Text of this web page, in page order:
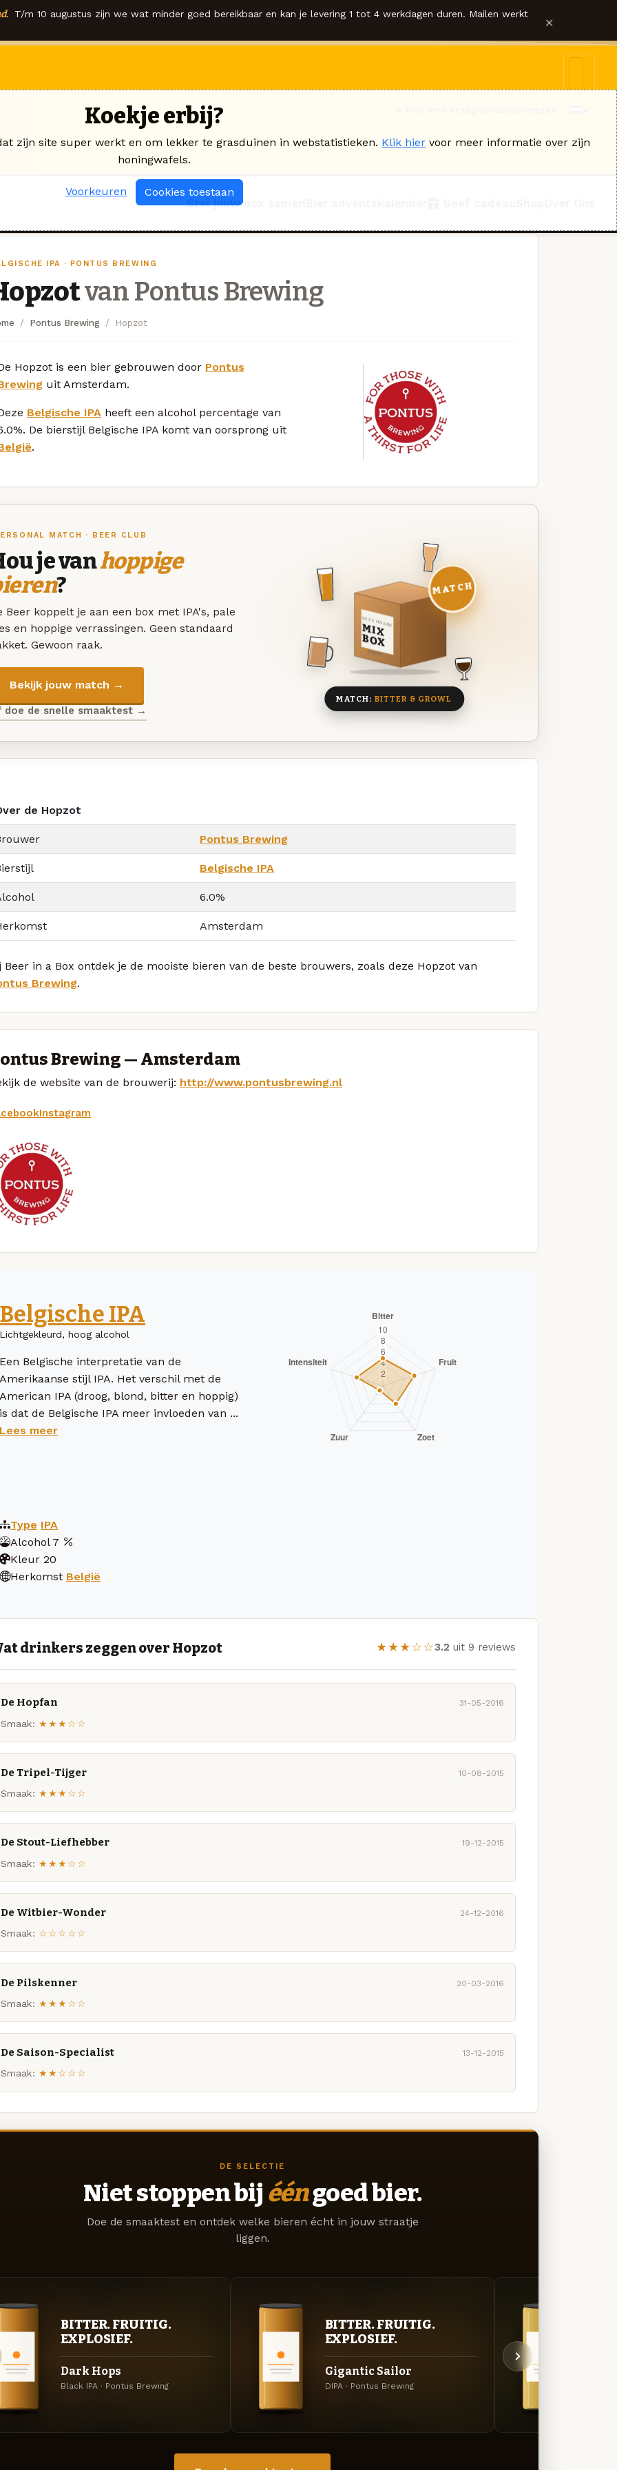
T/m 10 augustus zijn we wat minder goed bereikbaar en kan je levering 1 tot 4 werkdagen duren. Mailen werkt ×
Stel jouw box samen
IPA · PONTUS BREWING
van Pontus Brewing
Pontus Brewing Hopzot
Hopzot is een bier gebrouwen door Pontus
uit Amsterdam.
Belgische IPA heeft een alcohol percentage van
De bierstijl Belgische IPA komt van oorsprong uit
.
MATCH · BEER CLUB
je vanhoppige
?
Beer koppelt je aan een box met IPA's, pale
en hoppige verrassingen. Geen standaard
Gewoon raak.
Bekijk jouw match →
doe de snelle smaaktest →
DEZE MAAND
MIX
BOX
8 BIEREN
MATCH
MATCH: BITTER & GROWL
de Hopzot
Pontus Brewing
Belgische IPA
6.0%
Amsterdam
Beer in a Box ontdek je de mooiste bieren van de beste brouwers, zoals deze Hopzot van
Brewing.
Brewing — Amsterdam
de website van de brouwerij: http://www.pontusbrewing.nl
Instagram
Belgische IPA
Lichtgekleurd, hoog alcohol
Een Belgische interpretatie van de
Amerikaanse stijl IPA. Het verschil met de
American IPA (droog, blond, bitter en hoppig)
is dat de Belgische IPA meer invloeden van ...
Lees meer
Type IPA
Alcohol 7
Kleur 20
Herkomst België
drinkers zeggen over Hopzot ★★★☆☆3.2 uit 9 reviews
De Hopfan 31-05-2016
Smaak: ★★★☆☆
De Tripel-Tijger 10-08-2015
Smaak: ★★★☆☆
De Stout-Liefhebber 19-12-2015
Smaak: ★★★☆☆
De Witbier-Wonder 24-12-2016
Smaak: ☆☆☆☆☆
De Pilskenner 20-03-2016
Smaak: ★★★☆☆
De Saison-Specialist 13-12-2015
Smaak: ★★☆☆☆
DE SELECTIE
Niet stoppen bij ééngoed bier.
Doe de smaaktest en ontdek welke bieren écht in jouw straatje
liggen.
BITTER. FRUITIG.
EXPLOSIEF.
Dark Hops
Black IPA · Pontus Brewing
BITTER. FRUITIG.
EXPLOSIEF.
Gigantic Sailor
DIPA · Pontus Brewing
Koekje erbij?
zijn site super werkt en om lekker te grasduinen in webstatistieken. Klik hier voor meer informatie over zijn
honingwafels.
Voorkeuren Cookies toestaan